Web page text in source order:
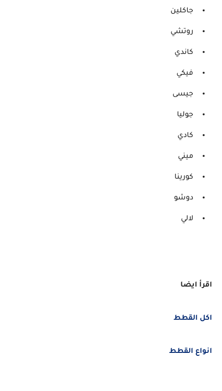
جاكلين
روتشي
كاندي
فيكي
جيسى
جوليا
كادي
ميني
كورينا
دوشو
لالي
اقرأ ايضا
اكل القطط
انواع القطط